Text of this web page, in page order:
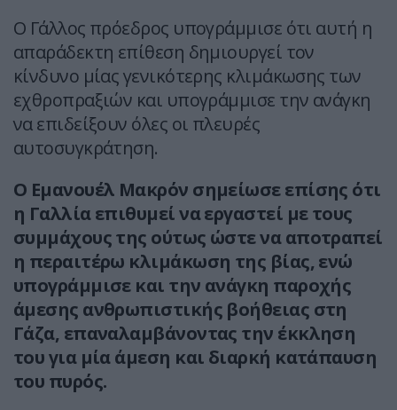
Ο Γάλλος πρόεδρος υπογράμμισε ότι αυτή η
απαράδεκτη επίθεση δημιουργεί τον
κίνδυνο μίας γενικότερης κλιμάκωσης των
εχθροπραξιών και υπογράμμισε την ανάγκη
να επιδείξουν όλες οι πλευρές
αυτοσυγκράτηση.
Ο Εμανουέλ Μακρόν σημείωσε επίσης ότι
η Γαλλία επιθυμεί να εργαστεί με τους
συμμάχους της ούτως ώστε να αποτραπεί
η περαιτέρω κλιμάκωση της βίας, ενώ
υπογράμμισε και την ανάγκη παροχής
άμεσης ανθρωπιστικής βοήθειας στη
Γάζα, επαναλαμβάνοντας την έκκληση
του για μία άμεση και διαρκή κατάπαυση
του πυρός.